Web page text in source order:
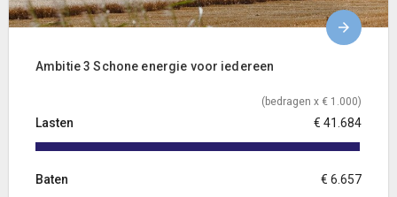
Ambitie 3 Schone energie voor iedereen
(bedragen x € 1.000)
Lasten € 41.684
Baten € 6.657